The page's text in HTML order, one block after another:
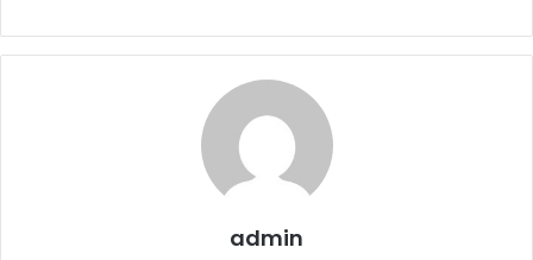
admin